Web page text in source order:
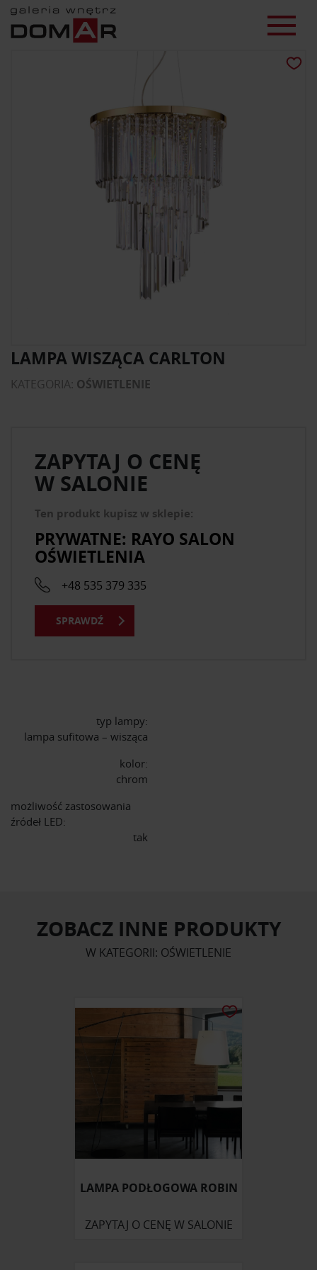
LAMPA WISZĄCA CARLTON
KATEGORIA: OŚWIETLENIE
typ lampy:
lampa sufitowa – wisząca
kolor:
chrom
możliwość zastosowania
źródeł LED:
tak
ZAPYTAJ O CENĘ
W SALONIE
Ten produkt kupisz w sklepie:
PRYWATNE: RAYO SALON
OŚWIETLENIA
+48 535 379 335
SPRAWDŹ
ZOBACZ INNE PRODUKTY
W KATEGORII: OŚWIETLENIE
LAMPA PODŁOGOWA ROBIN
ZAPYTAJ O CENĘ W SALONIE